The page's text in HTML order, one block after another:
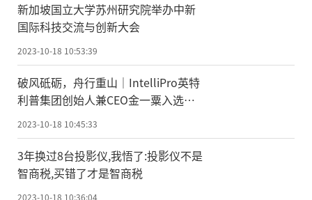
新加坡国立大学苏州研究院举办中新
国际科技交流与创新大会
2023-10-18 10:53:39
破风砥砺，舟行重山｜IntelliPro英特
利普集团创始人兼CEO金一粟入选
2023福布斯中国·最具影响力华人精
英
2023-10-18 10:45:33
3年换过8台投影仪,我悟了:投影仪不是
智商税,买错了才是智商税
2023-10-18 10:36:04